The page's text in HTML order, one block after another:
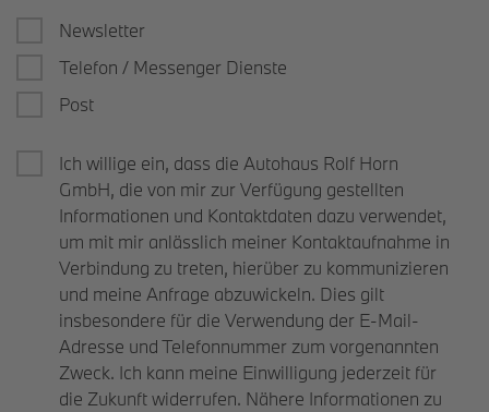
Newsletter
Telefon / Messenger Dienste
Post
Ich willige ein, dass die Autohaus Rolf Horn
GmbH, die von mir zur Verfügung gestellten
Informationen und Kontaktdaten dazu verwendet,
um mit mir anlässlich meiner Kontaktaufnahme in
Verbindung zu treten, hierüber zu kommunizieren
und meine Anfrage abzuwickeln. Dies gilt
insbesondere für die Verwendung der E-Mail-
Adresse und Telefonnummer zum vorgenannten
Zweck. Ich kann meine Einwilligung jederzeit für
die Zukunft widerrufen. Nähere Informationen zu